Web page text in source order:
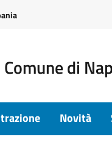
Comune di
Novità